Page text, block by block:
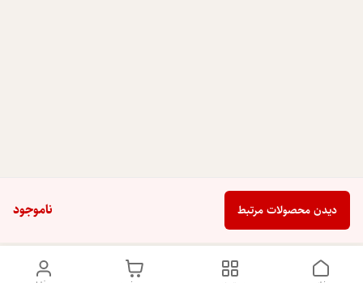
ناموجود دیدن محصولات مرتبط